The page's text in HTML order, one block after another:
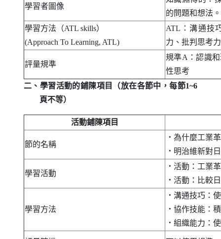
學習者圖像
的問題和想法。
學習方法（ATL skills）
(Approach To Learning, ATL)
ATL ：溝通技
力、批判思考
評量規準
規準A ：認識
性思考
二、學習活動的鋪陳項目（放在各節中，每節1~6
頁不等）
活動鋪陳項目
節的名稱
． 為什麼工業
． 明治維新對
學習活動
． 活動：工業
． 活動：比較
學習方法
． 溝通技巧：
． 協作技能：
． 組織能力：